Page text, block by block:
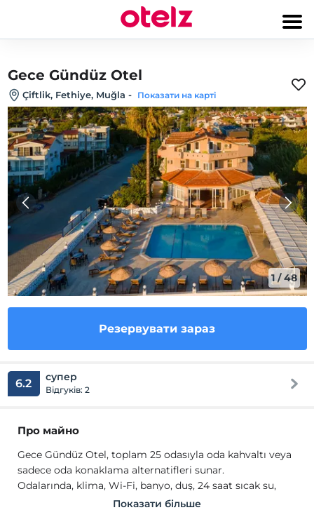
Gece Gündüz Otel
Çiftlik, Fethiye, Muğla - Показати на карті
1 /48
Резервувати зараз
6.2 супер
Відгуків: 2
Про майно
Gece Gündüz Otel, toplam 25 odasıyla oda kahvaltı veya
sadece oda konaklama alternatifleri sunar.
Odalarında, klima, Wi-Fi, banyo, duş, 24 saat sıcak su,
havlu seti gibi olanaklar sunulur.
Показати більше